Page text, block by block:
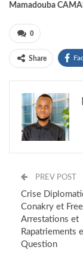
Mamadouba
0
Share
PREV POST
Crise
Conakry et
Arrestations et
Rapatriements
Question